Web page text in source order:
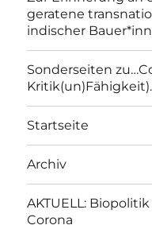
geratene
indischer
Sonderseiten
Kritik(un)Fähigkeit).
Startseite
Archiv
AKTUELL:
Corona